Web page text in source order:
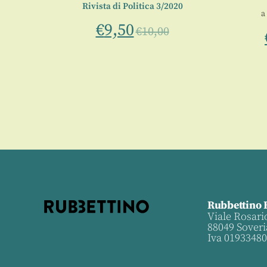
Rivista di Politica 3/2020
€9,50€10,00
Rubbettino
Viale
88049
Iva